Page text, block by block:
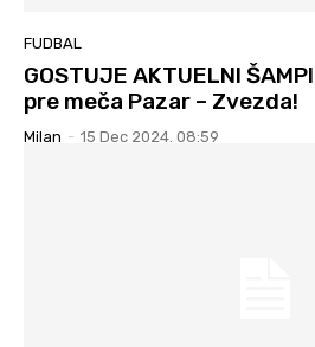
FUDBAL
GOSTUJE AKTUELNI
pre meča Pazar – Zvezda!
Milan - 15 Dec 2024. 08:59